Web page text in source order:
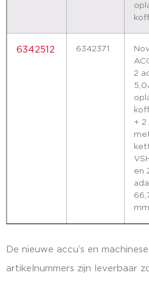
6342512 6342371
2
+ 2
en
mm
De nieuwe accu’s en
artikelnummers zijn leverbaar